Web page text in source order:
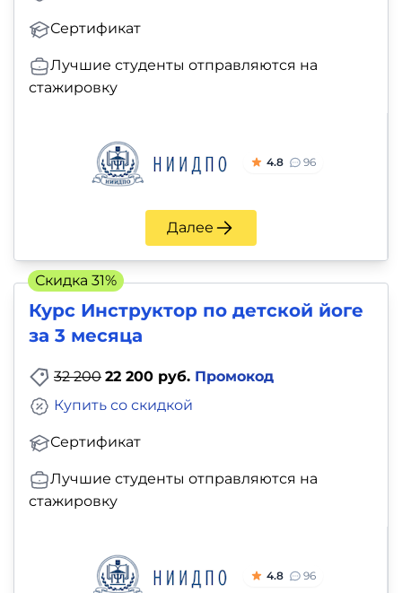
Сертификат
Лучшие студенты отправляются на
стажировку
4.8 96
Далее
Курс Инструктор по детской йоге
за 3 месяца
32 200 22 200 руб. Промокод
Сертификат
Купить со скидкой
Лучшие студенты отправляются на
стажировку
4.8 96
Скидка 31%